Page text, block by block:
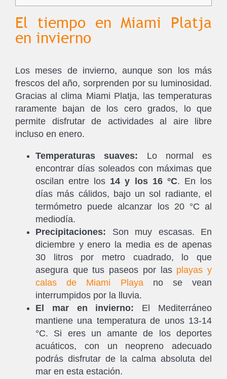
El tiempo en Miami Platja
en invierno
Los meses de invierno, aunque son los más
frescos del año, sorprenden por su luminosidad.
Gracias al clima Miami Platja, las temperaturas
raramente bajan de los cero grados, lo que
permite disfrutar de actividades al aire libre
incluso en enero.
Temperaturas suaves: Lo normal es
encontrar días soleados con máximas que
oscilan entre los 14 y los 16 °C. En los
días más cálidos, bajo un sol radiante, el
termómetro puede alcanzar los 20 °C al
mediodía.
Precipitaciones: Son muy escasas. En
diciembre y enero la media es de apenas
30 litros por metro cuadrado, lo que
asegura que tus paseos por las playas y
calas de Miami Playano se vean
interrumpidos por la lluvia.
El mar en invierno: El Mediterráneo
mantiene una temperatura de unos 13-14
°C. Si eres un amante de los deportes
acuáticos, con un neopreno adecuado
podrás disfrutar de la calma absoluta del
mar en esta estación.